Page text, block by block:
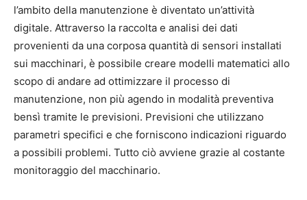
l’ambito della manutenzione è diventato un’attività
digitale. Attraverso la raccolta e analisi dei dati
provenienti da una corposa quantità di sensori installati
sui macchinari, è possibile creare modelli matematici allo
scopo di andare ad ottimizzare il processo di
manutenzione, non più agendo in modalità preventiva
bensì tramite le previsioni. Previsioni che utilizzano
parametri specifici e che forniscono indicazioni riguardo
a possibili problemi. Tutto ciò avviene grazie al costante
monitoraggio del macchinario.